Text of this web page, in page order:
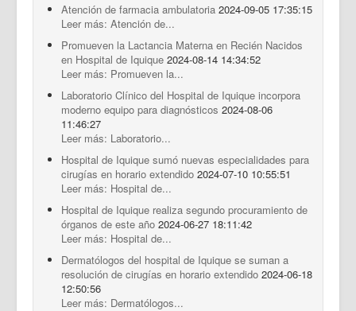
Atención de farmacia ambulatoria 2024-09-05 17:35:15
Leer más: Atención de...
Promueven la Lactancia Materna en Recién Nacidos
en Hospital de Iquique 2024-08-14 14:34:52
Leer más: Promueven la...
Laboratorio Clínico del Hospital de Iquique incorpora
moderno equipo para diagnósticos 2024-08-06
11:46:27
Leer más: Laboratorio...
Hospital de Iquique sumó nuevas especialidades para
cirugías en horario extendido 2024-07-10 10:55:51
Leer más: Hospital de...
Hospital de Iquique realiza segundo procuramiento de
órganos de este año 2024-06-27 18:11:42
Leer más: Hospital de...
Dermatólogos del hospital de Iquique se suman a
resolución de cirugías en horario extendido 2024-06-18
12:50:56
Leer más: Dermatólogos...